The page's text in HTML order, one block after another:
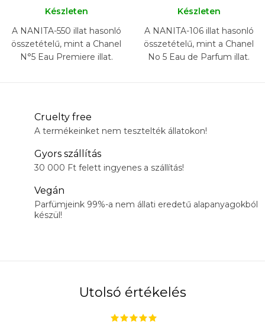
Készleten
A NANITA-550 illat hasonló
összetételű, mint a Chanel
N°5 Eau Premiere illat.
Készleten
A NANITA-106 illat hasonló
összetételű, mint a Chanel
No 5 Eau de Parfum illat.
Cruelty free
A termékeinket nem tesztelték állatokon!
Gyors szállítás
30 000 Ft felett ingyenes a szállítás!
Vegán
Parfümjeink 99%-a nem állati eredetű alapanyagokból
készül!
Utolsó értékelés